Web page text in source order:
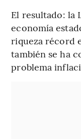
El resultado: la
economía
riqueza récord
también se ha
problema